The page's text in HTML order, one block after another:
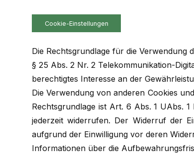
Cookie-Einstellungen
Die Rechtsgrundlage für die Verwendung
§ 25 Abs. 2 Nr. 2 Telekommunikation-
berechtigtes Interesse an der
Die Verwendung von anderen Cookies
Rechtsgrundlage ist Art. 6 Abs. 1 UAbs.
jederzeit widerrufen. Der Widerruf der
aufgrund der Einwilligung vor deren
Informationen über die